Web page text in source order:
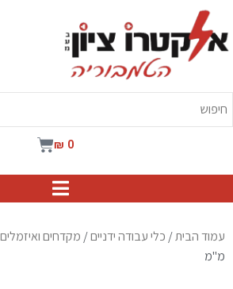
₪ 0
עגלת
עמוד הבית/ כלי עבודה ידניים/ מקדחים ואיזמלים
מ"מ